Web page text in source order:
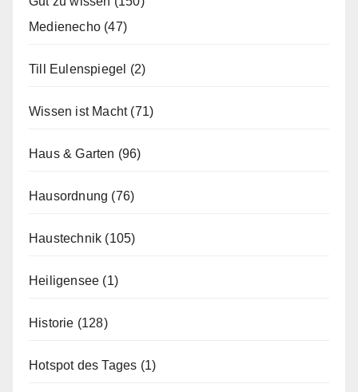
Medienecho (47)
Till Eulenspiegel (2)
Wissen ist Macht(71)
Haus & Garten (96)
Hausordnung (76)
Haustechnik (105)
Heiligensee (1)
Historie (128)
Hotspot des Tages (1)